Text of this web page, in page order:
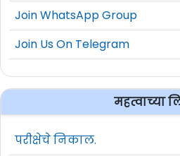
Join WhatsApp Group
Join Us On Telegram
महत्वाच्या
परीक्षेचे निकाल.